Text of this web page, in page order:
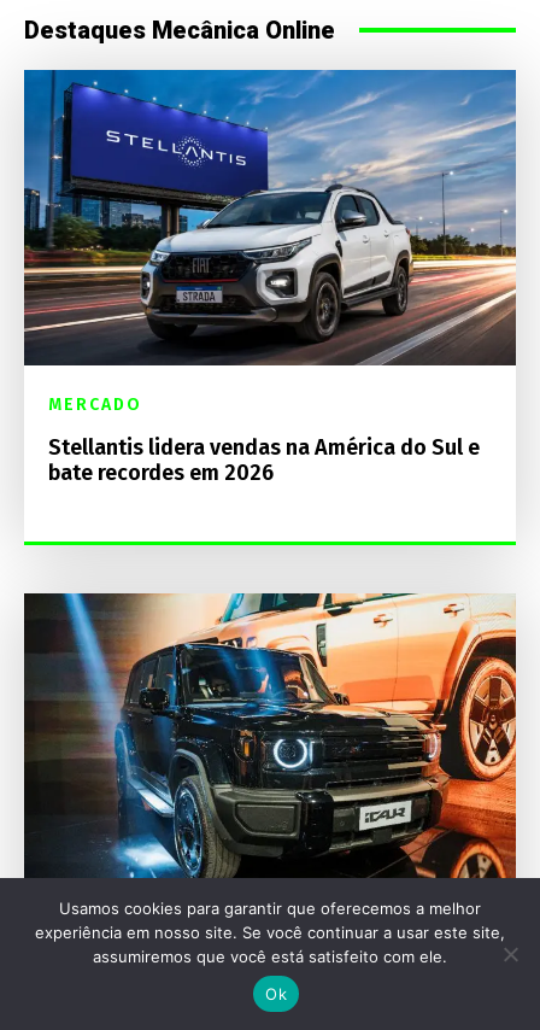
Destaques Mecânica Online
MERCADO
Stellantis lidera vendas na América do Sul e
bate recordes em 2026
FESTIVAL INTERLAGOS
Nova marca iCAUR estreia no Brasil no
Festival de Interlagos
Usamos cookies para garantir que oferecemos a melhor
experiência em nosso site. Se você continuar a usar este site,
assumiremos que você está satisfeito com ele.
Ok